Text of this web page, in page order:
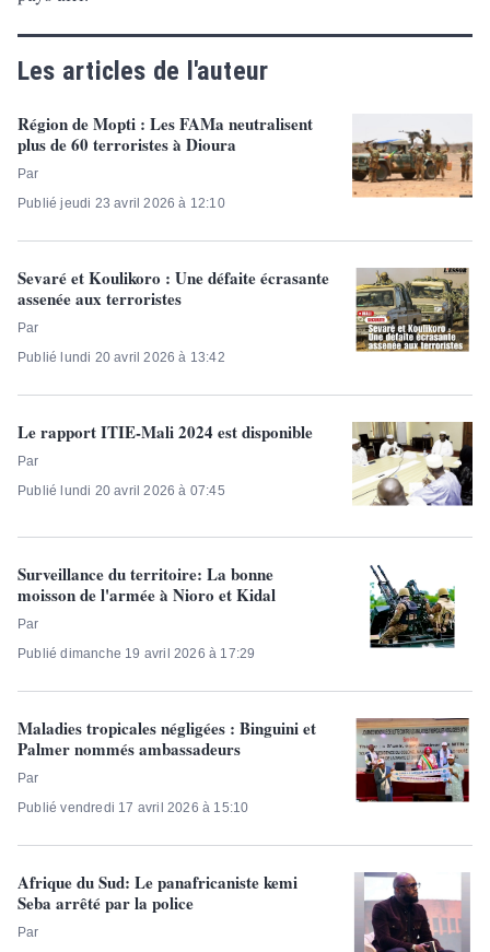
Les articles de l'auteur
Région de Mopti : Les FAMa neutralisent
plus de 60 terroristes à Dioura
Par
Publié jeudi 23 avril 2026 à 12:10
Sevaré et Koulikoro : Une défaite écrasante
assenée aux terroristes
Par
Publié lundi 20 avril 2026 à 13:42
Le rapport ITIE-Mali 2024 est disponible
Par
Publié lundi 20 avril 2026 à 07:45
Surveillance du territoire: La bonne
moisson de l'armée à Nioro et Kidal
Par
Publié dimanche 19 avril 2026 à 17:29
Maladies tropicales négligées : Binguini et
Palmer nommés ambassadeurs
Par
Publié vendredi 17 avril 2026 à 15:10
Afrique du Sud: Le panafricaniste kemi
Seba arrêté par la police
Par